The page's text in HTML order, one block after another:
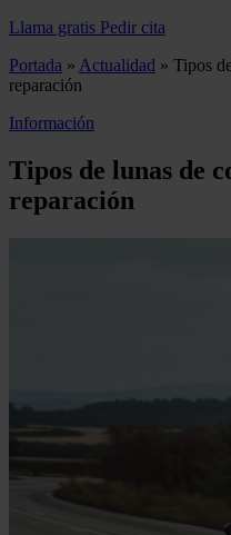
Llama gratis Pedir cita
Portada » Actualidad » Tipos
reparación
Información
Tipos de lunas de
reparación